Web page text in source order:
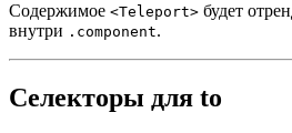
Содержимое <Teleport> будет
внутри .component.
Селекторы для to